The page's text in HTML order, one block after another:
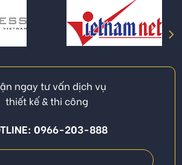
ngay tư vấn dịch vụ
thiết kế & thi công
0966-203-888